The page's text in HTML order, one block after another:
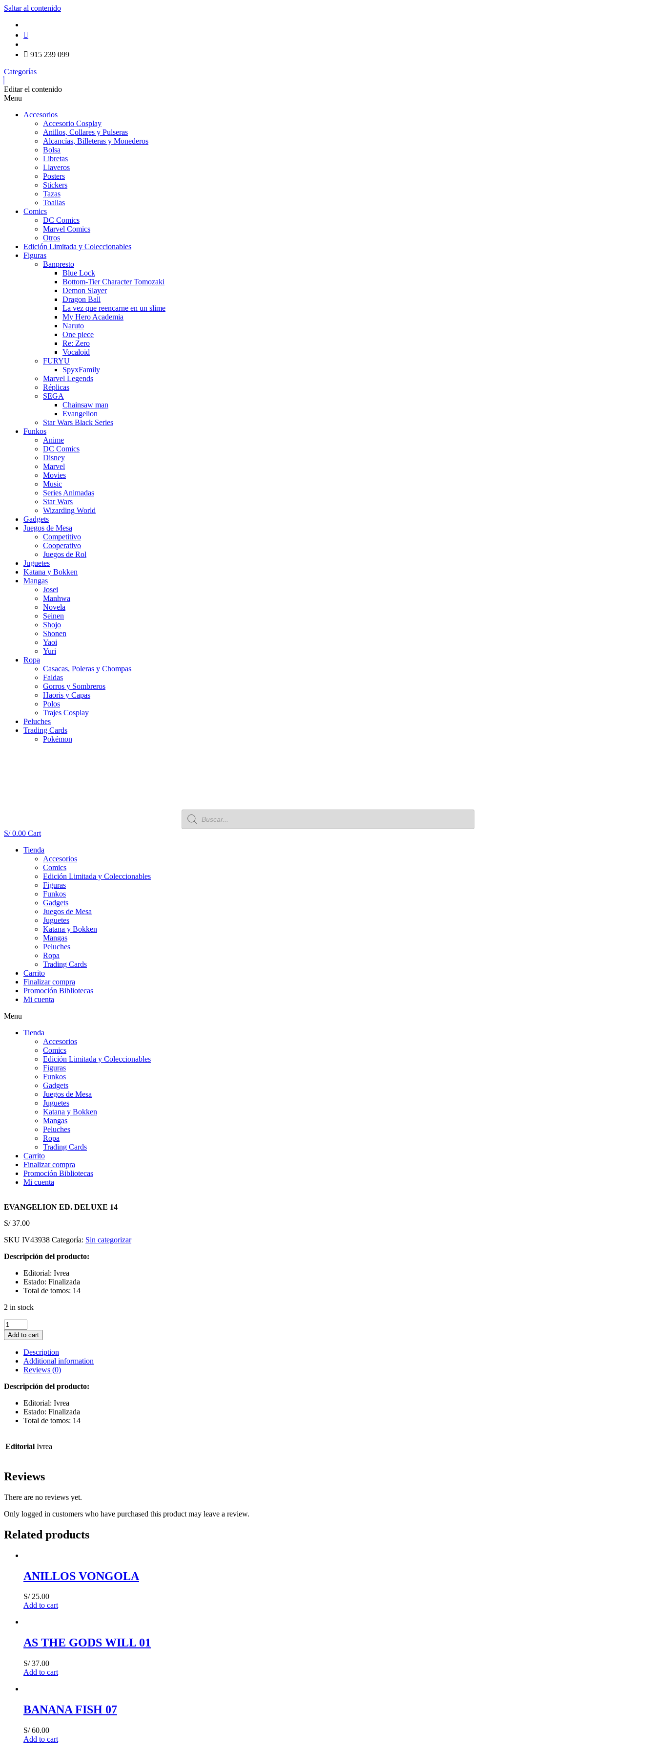
Saltar al contenido
915 239 099
Categorías
Editar el contenido
Menu
Accesorios
Accesorio Cosplay
Anillos, Collares y Pulseras
Alcancías, Billeteras y Monederos
Bolsa
Libretas
Llaveros
Posters
Stickers
Tazas
Toallas
Comics
DC Comics
Marvel Comics
Otros
Edición Limitada y Coleccionables
Figuras
Banpresto
Blue Lock
Bottom-Tier Character Tomozaki
Demon Slayer
Dragon Ball
La vez que reencarne en un slime
My Hero Academia
Naruto
One piece
Re: Zero
Vocaloid
FURYU
SpyxFamily
Marvel Legends
Réplicas
SEGA
Chainsaw man
Evangelion
Star Wars Black Series
Funkos
Anime
DC Comics
Disney
Marvel
Movies
Music
Series Animadas
Star Wars
Wizarding World
Gadgets
Juegos de Mesa
Competitivo
Cooperativo
Juegos de Rol
Juguetes
Katana y Bokken
Mangas
Josei
Manhwa
Novela
Seinen
Shojo
Shonen
Yaoi
Yuri
Ropa
Casacas, Poleras y Chompas
Faldas
Gorros y Sombreros
Haoris y Capas
Polos
Trajes Cosplay
Peluches
Trading Cards
Pokémon
Búsqueda
de
productos
S/0.00 Cart
Tienda
Accesorios
Comics
Edición Limitada y Coleccionables
Figuras
Funkos
Gadgets
Juegos de Mesa
Juguetes
Katana y Bokken
Mangas
Peluches
Ropa
Trading Cards
Carrito
Finalizar compra
Promoción Bibliotecas
Mi cuenta
Menu
Tienda
Accesorios
Comics
Edición Limitada y Coleccionables
Figuras
Funkos
Gadgets
Juegos de Mesa
Juguetes
Katana y Bokken
Mangas
Peluches
Ropa
Trading Cards
Carrito
Finalizar compra
Promoción Bibliotecas
Mi cuenta
EVANGELION ED. DELUXE 14
S/37.00
SKU IV43938 Categoría: Sin categorizar
Descripción del producto:
Editorial: Ivrea
Estado: Finalizada
Total de tomos: 14
2 in stock
EVANGELION
ED.
DELUXE
quantity
Add to cart
Description
Additional information
Reviews (0)
Descripción del producto:
Editorial: Ivrea
Estado: Finalizada
Total de tomos: 14
Editorial Ivrea
Reviews
There are no reviews yet.
Only logged in customers who have purchased this product may leave a review.
Related products
ANILLOS VONGOLA
S/25.00
Add to cart
AS THE GODS WILL 01
S/37.00
Add to cart
BANANA FISH 07
S/60.00
Add to cart